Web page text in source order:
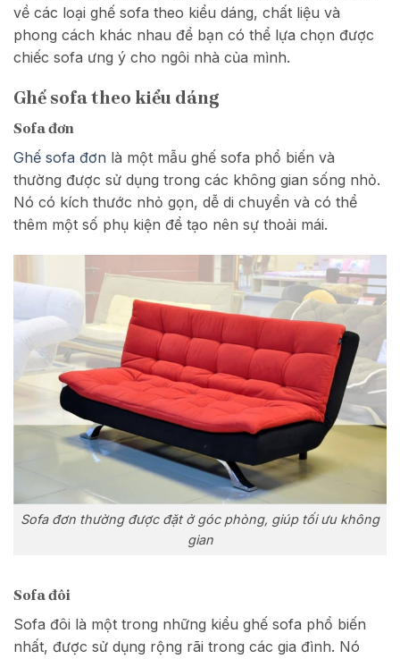
về các loại ghế sofa theo kiểu dáng, chất liệu và
phong cách khác nhau để bạn có thể lựa chọn được
chiếc sofa ưng ý cho ngôi nhà của mình.
Ghế sofa theo kiểu dáng
Sofa đơn
Ghế sofa đơn là một mẫu ghế sofa phổ biến và
thường được sử dụng trong các không gian sống nhỏ.
Nó có kích thước nhỏ gọn, dễ di chuyển và có thể
thêm một số phụ kiện để tạo nên sự thoải mái.
Sofa đơn thường được đặt ở góc phòng, giúp tối ưu không
gian
Sofa đôi
Sofa đôi là một trong những kiểu ghế sofa phổ biến
nhất, được sử dụng rộng rãi trong các gia đình. Nó